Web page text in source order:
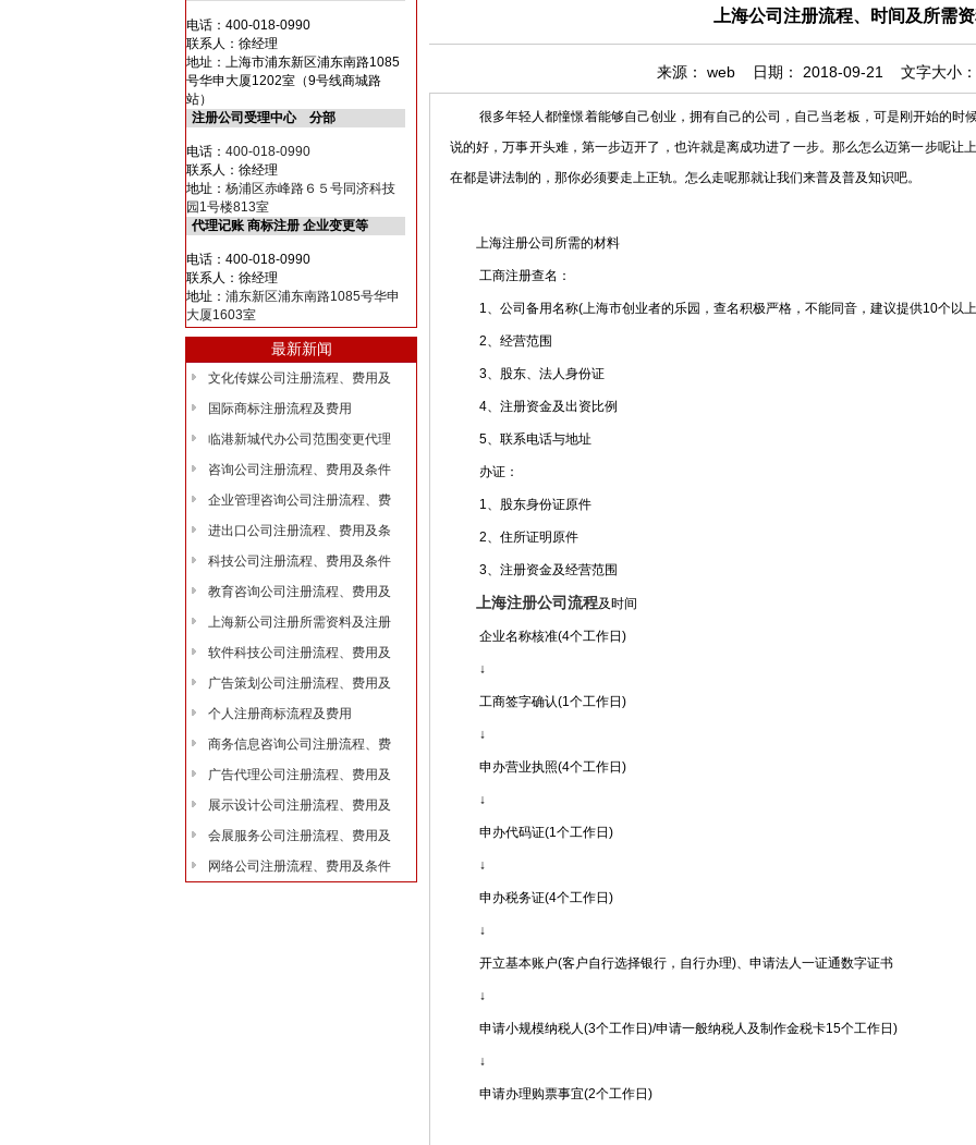
电话： 400-018-0990
联系人：徐经理
地址：上海市浦东新区浦东南路1085
号华申大厦1202室（9号线商城路
站）
注册公司受理中心 分部
电话： 400-018-0990
联系人：徐经理
地址： 杨浦区赤峰路６５号同济科技
园1号楼813室
代理记账 商标注册 企业变更等
电话：400-018-0990
联系人：徐经理
地址： 浦东新区浦东南路1085号华申
大厦1603室
最新新闻
文化传媒公司注册流程、费用及
国际商标注册流程及费用
临港新城代办公司范围变更代理
咨询公司注册流程、费用及条件
企业管理咨询公司注册流程、费
进出口公司注册流程、费用及条
科技公司注册流程、费用及条件
教育咨询公司注册流程、费用及
上海新公司注册所需资料及注册
软件科技公司注册流程、费用及
广告策划公司注册流程、费用及
个人注册商标流程及费用
商务信息咨询公司注册流程、费
广告代理公司注册流程、费用及
展示设计公司注册流程、费用及
会展服务公司注册流程、费用及
网络公司注册流程、费用及条件
上海公司注册流程、时间及所需
来源： web 日期： 2018-09-21 文字大小
很多年轻人都憧憬着能够自己创业，拥有自己的公司，自己当老板，可是刚开始的时
说的好，万事开头难，第一步迈开了，也许就是离成功进了一步。那么怎么迈第一步呢让
在都是讲法制的，那你必须要走上正轨。怎么走呢那就让我们来普及普及知识吧。
上海注册公司所需的材料
工商注册查名：
1、公司备用名称(上海市创业者的乐园，查名积极严格，不能同音，建议提供10个以
2、经营范围
3、股东、法人身份证
4、注册资金及出资比例
5、联系电话与地址
办证：
1、股东身份证原件
2、住所证明原件
3、注册资金及经营范围
上海注册公司流程及时间
企业名称核准(4个工作日)
↓
工商签字确认(1个工作日)
↓
申办营业执照(4个工作日)
↓
申办代码证(1个工作日)
↓
申办税务证(4个工作日)
↓
开立基本账户(客户自行选择银行，自行办理)、申请法人一证通数字证书
↓
申请小规模纳税人(3个工作日)/申请一般纳税人及制作金税卡15个工作日)
↓
申请办理购票事宜(2个工作日)